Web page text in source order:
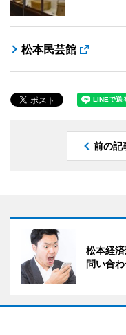
松本民芸館
前の記
松本経
問い合